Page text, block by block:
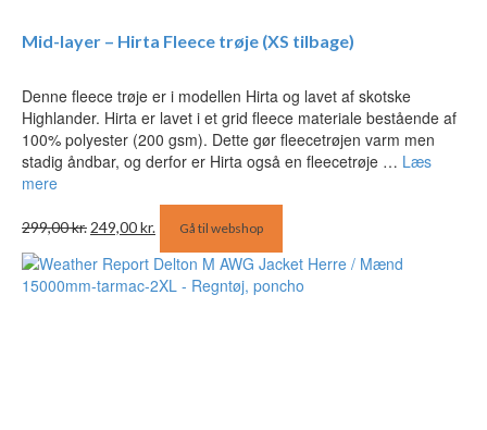
Mid-layer – Hirta Fleece trøje (XS tilbage)
Denne fleece trøje er i modellen Hirta og lavet af skotske
Highlander. Hirta er lavet i et grid fleece materiale bestående af
100% polyester (200 gsm). Dette gør fleecetrøjen varm men
stadig åndbar, og derfor er Hirta også en fleecetrøje … Læs
mere
299,00kr.oprindelige
pris
var:
249,00kr.aktuelle
pris
er:
249,00 kr..
Gå til webshop